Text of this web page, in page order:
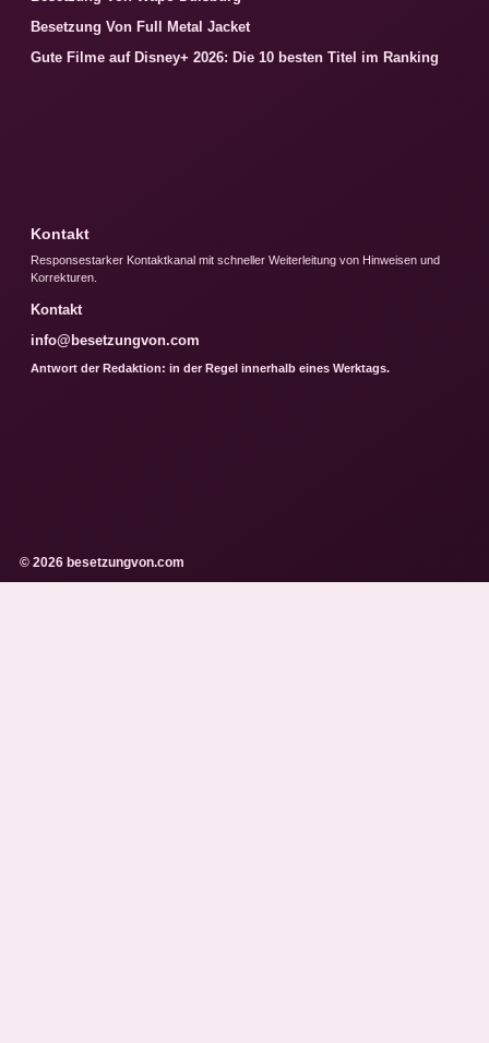
Besetzung Von Full Metal Jacket
Gute Filme auf Disney+ 2026: Die 10 besten Titel im Ranking
Kontakt
Responsestarker Kontaktkanal mit schneller Weiterleitung von Hinweisen und
Korrekturen.
Kontakt
info@besetzungvon.com
Antwort der Redaktion: in der Regel innerhalb eines Werktags.
© 2026 besetzungvon.com